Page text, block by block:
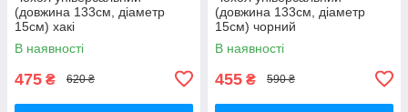
(довжина 133см, діаметр
15см) хакі
В наявності
475 ₴ 620 ₴
(довжина 133см, діаметр
15см) чорний
В наявності
455 ₴ 590 ₴